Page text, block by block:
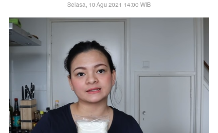
Selasa, 10 Agu 2021 14:00 WIB